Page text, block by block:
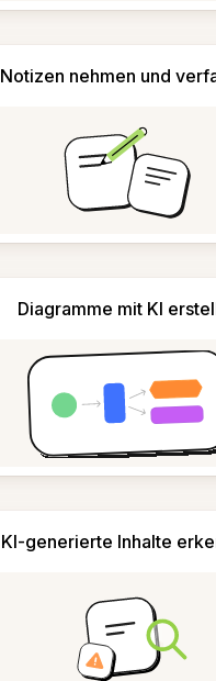
Notizen nehmen und
Diagramme mit KI
KI-generierte Inhalte